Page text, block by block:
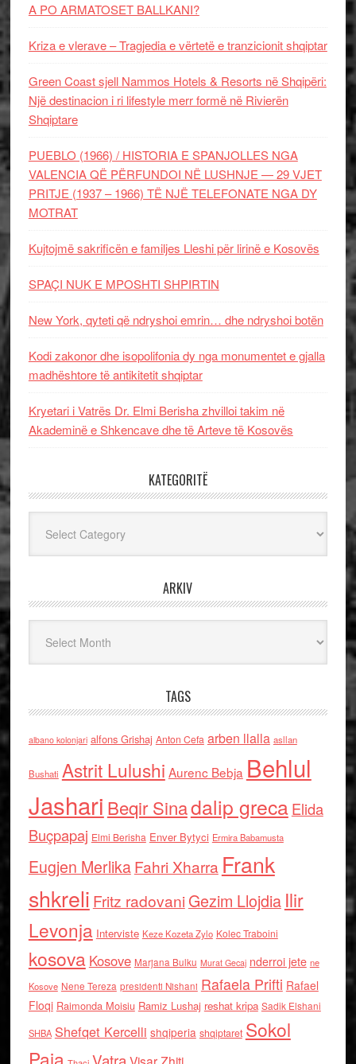
A PO ARMATOSET BALLKANI?
Kriza e vlerave – Tragjedia e vërtetë e tranzicionit shqiptar
Green Coast sjell Nammos Hotels & Resorts në Shqipëri:
Një destinacion i ri lifestyle merr formë në Rivierën
Shqiptare
PUEBLO (1966) / HISTORIA E SPANJOLLES NGA
VALENCIA QË PËRFUNDOI NË LUSHNJE — 29 VJET
PRITJE (1937 – 1966) TË NJË TELEFONATE NGA DY
MOTRAT
Kujtojmë sakrificën e familjes Lleshi për lirinë e Kosovës
SPAÇI NUK E MPOSHTI SHPIRTIN
New York, qyteti që ndryshoi emrin… dhe ndryshoi botën
Kodi zakonor dhe isopolifonia dy nga monumentet e gjalla
madhështore të antikitetit shqiptar
Kryetari i Vatrës Dr. Elmi Berisha zhvilloi takim në
Akademinë e Shkencave dhe të Arteve të Kosovës
KATEGORITË
ARKIV
TAGS
albano kolonjari alfons Grishaj Anton Cefa arben llalla asllan
Bushati Astrit Lulushi Aurenc Bebja Behlul
Jashari Beqir Sinadalip grecaElida
Buçpapaj Elmi Berisha Enver Bytyci Ermira Babamusta
Eugjen MerlikaFahri Xharra Frank
shkreli Fritz radovaniGezim Llojdia Ilir
Levonja Interviste Keze Kozeta Zylo Kolec Traboini
kosova Kosove Marjana Bulku Murat Gecaj nderroi jete ne
Kosove Nene Tereza presidenti Nishani Rafaela Prifti Rafael
Floqi Raimonda Moisiu Ramiz Lushaj reshat kripa Sadik Elshani
SHBA Shefqet Kercelli shqiperia shqiptaret Sokol
Paja
Vatra